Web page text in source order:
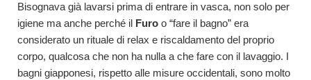
Bisognava già lavarsi prima di entrare in vasca, non solo per
igiene ma anche perché il Furo o “fare il bagno” era
considerato un rituale di relax e riscaldamento del proprio
corpo, qualcosa che non ha nulla a che fare con il lavaggio. I
bagni giapponesi, rispetto alle misure occidentali, sono molto